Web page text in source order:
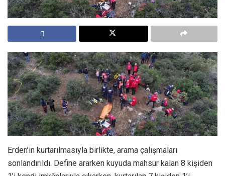
Erden’in kurtarılmasıyla birlikte, arama çalışmaları
sonlandırıldı. Define ararken kuyuda mahsur kalan 8 kişiden